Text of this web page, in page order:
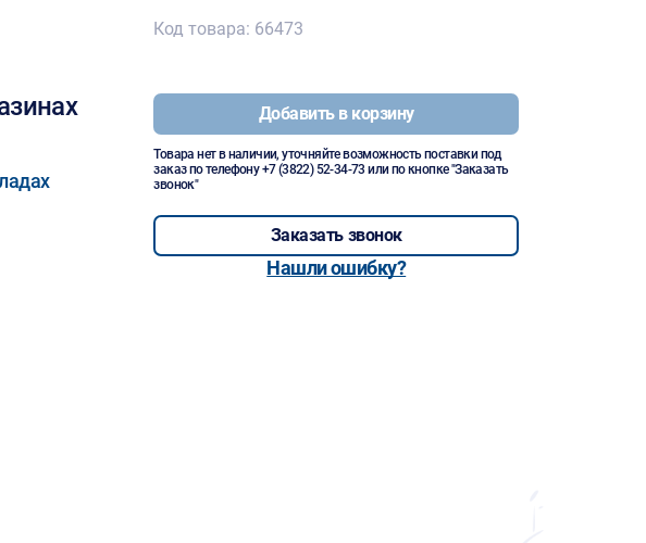
Код товара: 66473
Добавить в корзину
Товара нет в наличии, уточняйте возможность поставки под
заказ по телефону+7 (3822) 52-34-73 или по кнопке "Заказать
звонок"
Заказать звонок
Нашли ошибку?